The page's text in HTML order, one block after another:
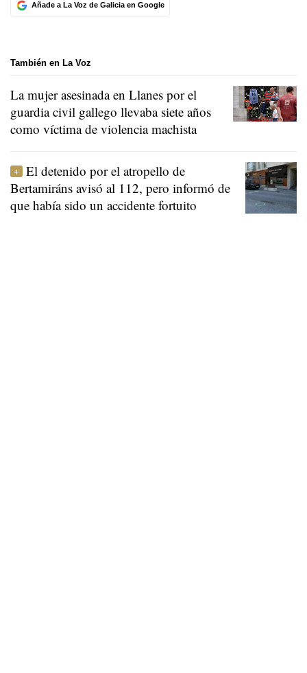
Añade a La Voz de Galicia en Google
También en La Voz
La mujer asesinada en Llanes por el
guardia civil gallego llevaba siete años
como víctima de violencia machista
El detenido por el atropello de
Bertamiráns avisó al 112, pero informó de
que había sido un accidente fortuito